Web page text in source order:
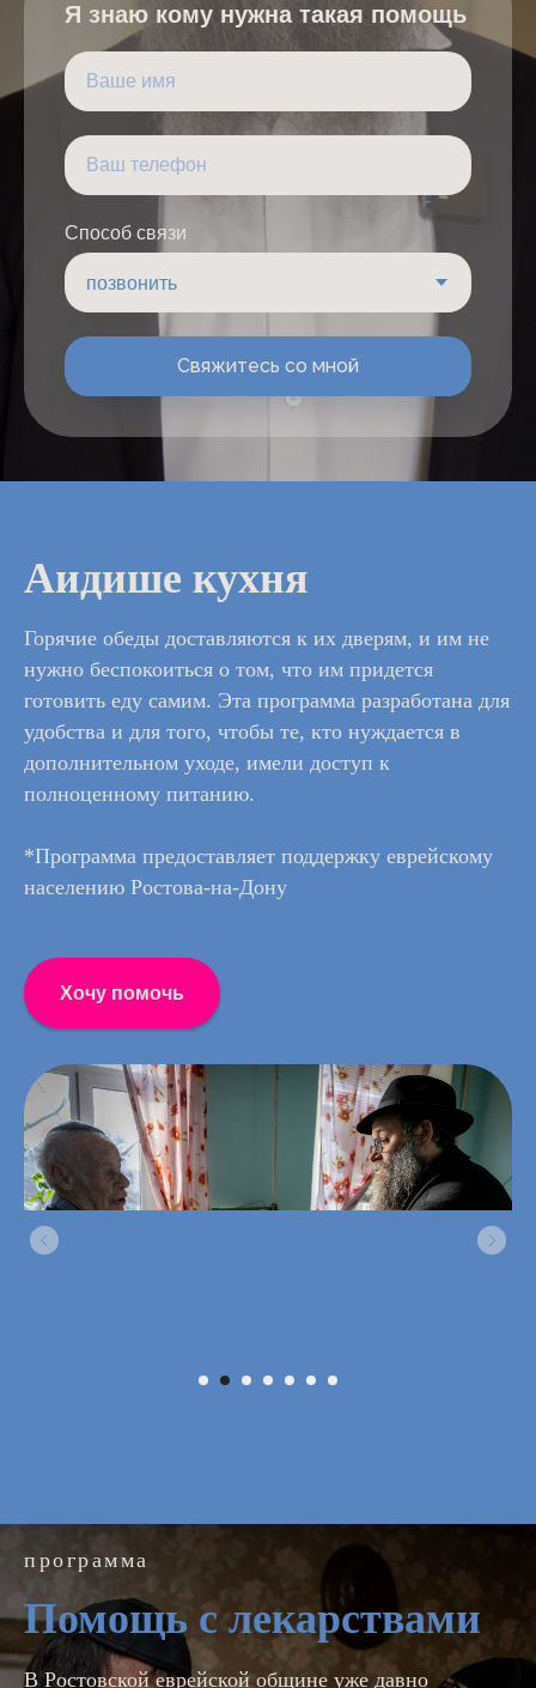
Я знаю кому нужна такая помощь
Способ связи
Свяжитесь со мной
Аидише кухня
Горячие обеды доставляются к их дверям, и им не
нужно беспокоиться о том, что им придется
готовить еду самим. Эта программа разработана для
удобства и для того, чтобы те, кто нуждается в
дополнительном уходе, имели доступ к
полноценному питанию.
*Программа предоставляет поддержку еврейскому
населению Ростова-на-Дону
Хочу помочь
программа
Помощь с лекарствами
В Ростовской еврейской общине уже давно